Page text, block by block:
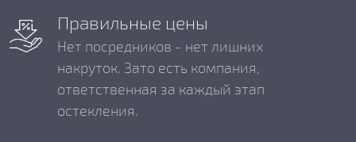
Правильные цены
Нет посредников - нет лишних
накруток. Зато есть компания,
ответственная за каждый этап
остекления.